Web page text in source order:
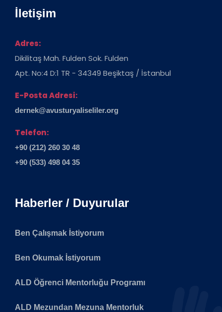
İletişim
Adres:
Dikilitaş Mah. Fulden Sok. Fulden
Apt. No:4 D:1 TR - 34349 Beşiktaş / İstanbul
E-Posta Adresi:
dernek@avusturyaliseliler.org
Telefon:
+90 (212) 260 30 48
+90 (533) 498 04 35
Haberler / Duyurular
Ben Çalışmak İstiyorum
Ben Okumak İstiyorum
ALD Öğrenci Mentorluğu Programı
ALD Mezundan Mezuna Mentorluk